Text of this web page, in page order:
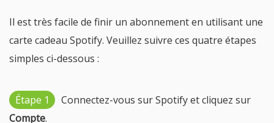
Il est très facile de finir un abonnement en utilisant une
carte cadeau Spotify. Veuillez suivre ces quatre étapes
simples ci-dessous :
Étape 1
Connectez-vous sur Spotify et cliquez sur
Compte.